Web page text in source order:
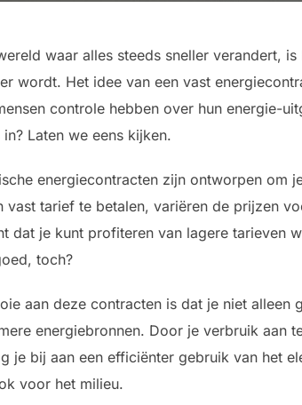
waar alles steeds sneller verandert,
wordt. Het idee van een vast
controle hebben over hun energie-
in? Laten we eens kijken.
energiecontracten zijn ontworpen om
vast tarief te betalen, variëren de prijzen
dat je kunt profiteren van lagere tarieven
toch?
aan deze contracten is dat je niet
energiebronnen. Door je verbruik aan
je bij aan een efficiënter gebruik van het
voor het milieu.